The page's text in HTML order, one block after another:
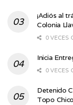
¡Adiós al
Colonia
0 VECES
Inicia
0 VECES
Detenido
Topo Chico